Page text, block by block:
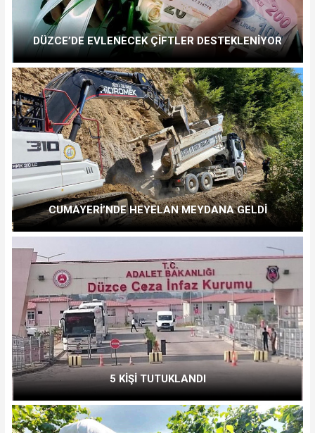
DÜZCE’DE EVLENECEK ÇİFTLER DESTEKLENİYOR
CUMAYERİ’NDE HEYELAN MEYDANA GELDİ
5 KİŞİ TUTUKLANDI